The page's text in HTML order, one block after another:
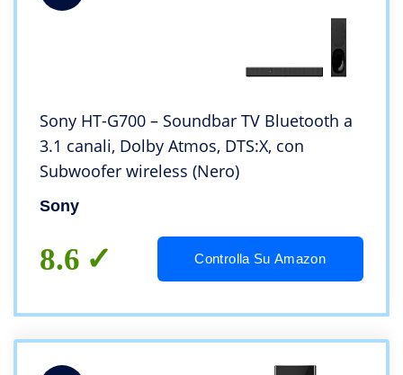
Sony HT-G700 – Soundbar TV Bluetooth a
3.1 canali, Dolby Atmos, DTS:X, con
Subwoofer wireless (Nero)
Sony
8.6 Controlla Su Amazon